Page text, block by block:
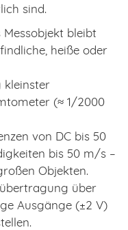
sind.
Messobjekt bleibt
heiße oder
kleinster
(≈ 1/2000
von DC bis 50
bis 50 m/s –
Objekten.
über
Ausgänge (±2 V)